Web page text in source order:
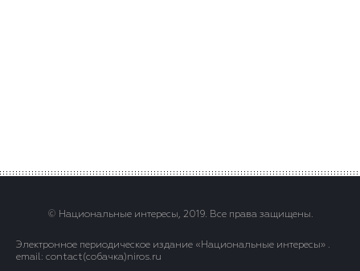
© Национальные интересы, 2019. Все права защищены.
Электронное периодическое издание «Национальные интересы» .
email: contact(сoбaчка)niros.ru